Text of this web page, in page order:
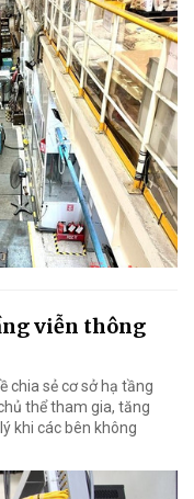
viễn thông
chia sẻ cơ sở hạ tầng
thể tham gia, tăng
khi các bên không